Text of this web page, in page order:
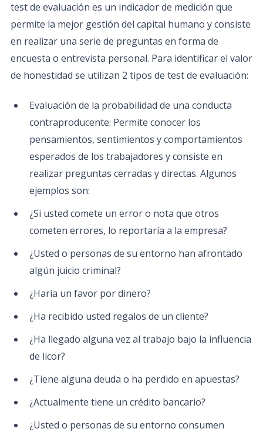
test de evaluación es un indicador de medición que
permite la mejor gestión del capital humano y consiste
en realizar una serie de preguntas en forma de
encuesta o entrevista personal. Para identificar el valor
de honestidad se utilizan 2 tipos de test de evaluación:
Evaluación de la probabilidad de una conducta
contraproducente: Permite conocer los
pensamientos, sentimientos y comportamientos
esperados de los trabajadores y consiste en
realizar preguntas cerradas y directas. Algunos
ejemplos son:
¿Si usted comete un error o nota que otros
cometen errores, lo reportaría a la empresa?
¿Usted o personas de su entorno han afrontado
algún juicio criminal?
¿Haría un favor por dinero?
¿Ha recibido usted regalos de un cliente?
¿Ha llegado alguna vez al trabajo bajo la influencia
de licor?
¿Tiene alguna deuda o ha perdido en apuestas?
¿Actualmente tiene un crédito bancario?
¿Usted o personas de su entorno consumen